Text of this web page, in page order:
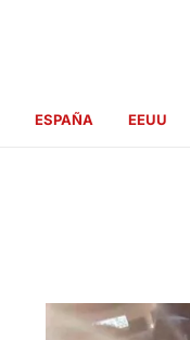
ESPAÑA EEUU